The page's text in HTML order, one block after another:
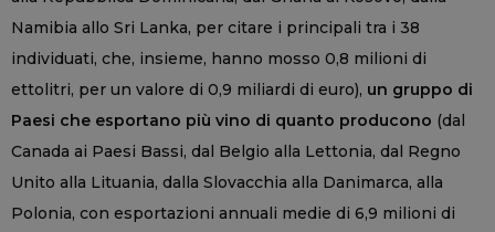
Namibia allo Sri Lanka, per citare i principali tra i 38
individuati, che, insieme, hanno mosso 0,8 milioni di
ettolitri, per un valore di 0,9 miliardi di euro), un gruppo di
Paesi che esportano più vino di quanto producono (dal
Canada ai Paesi Bassi, dal Belgio alla Lettonia, dal Regno
Unito alla Lituania, dalla Slovacchia alla Danimarca, alla
Polonia, con esportazioni annuali medie di 6,9 milioni di